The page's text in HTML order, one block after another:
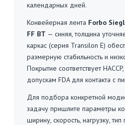
календарных дней.
Конвейерная лента Forbo
FF BT — синяя, толщина
каркас (серия Transilon E)
размерную стабильность и
Покрытие соответствует
допускам FDA для контакта с
Для подбора конкретной
задачу пришлите параметры
ширину, скорость, нагрузку,